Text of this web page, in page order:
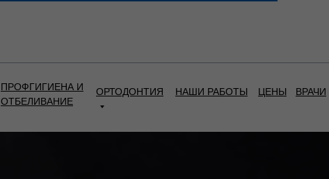
ПРОФГИГИЕНА И
ОТБЕЛИВАНИЕ
ОРТОДОНТИЯ ЦЕНЫ ВРАЧИ
НАШИ РАБОТЫ